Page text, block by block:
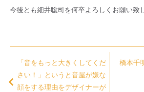
今後とも細井聡司を何卒よろしくお願い致
「音をもっと大きくしてくだ
さい！」というと音屋が嫌な
顔をする理由をデザイナーが
橋本千